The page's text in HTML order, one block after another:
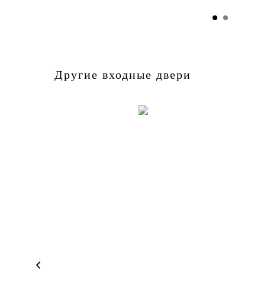
Другие входные двери